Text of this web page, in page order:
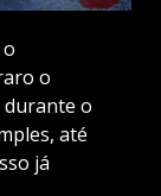
o
durante o
até
já